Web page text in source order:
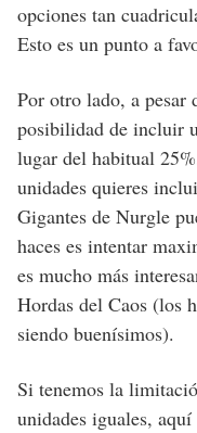
opciones tan
Esto es un punto a
Por otro lado, a pesar
posibilidad de incluir
lugar del habitual
unidades quieres
Gigantes de Nurgle
haces es intentar
es mucho más
Hordas del Caos (los
siendo buenísimos).
Si tenemos la
unidades iguales,